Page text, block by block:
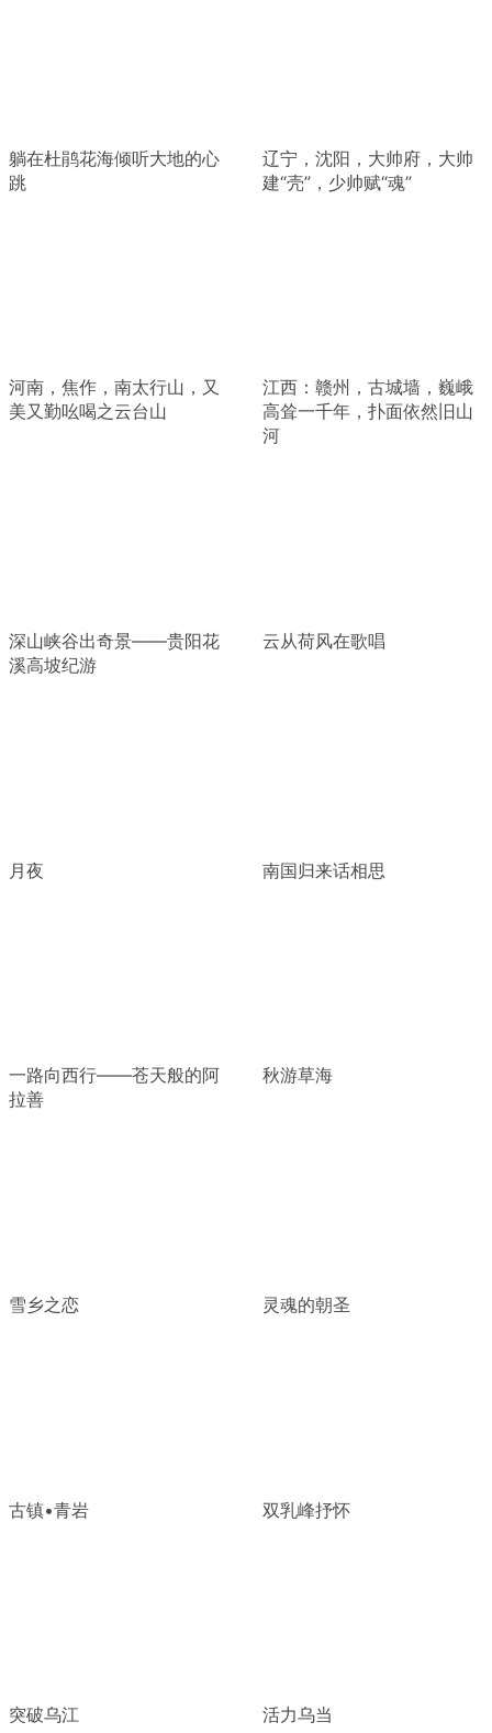
躺在杜鹃花海倾听大地的心
跳
辽宁，沈阳，大帅府，大帅
建“壳”，少帅赋“魂”
河南，焦作，南太行山，又
美又勤吆喝之云台山
江西：赣州，古城墙，巍峨
高耸一千年，扑面依然旧山
河
深山峡谷出奇景——贵阳花
溪高坡纪游
云从荷风在歌唱
月夜 南国归来话相思
一路向西行——苍天般的阿
拉善
秋游草海
雪乡之恋 灵魂的朝圣
古镇•青岩 双乳峰抒怀
突破乌江 活力乌当